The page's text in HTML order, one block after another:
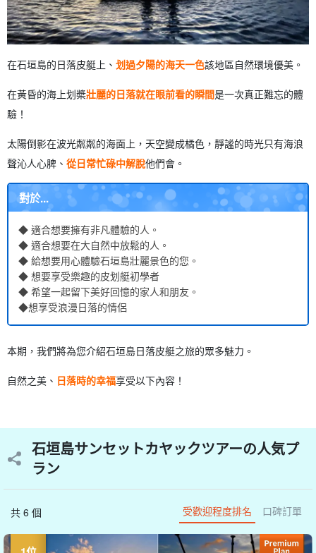
在石垣島的日落皮艇上、 划過夕陽的海天一色該地區自然環境優美。
在黃昏的海上划槳壯麗的日落就在眼前看的瞬間是一次真正難忘的體
驗！
太陽倒影在波光粼粼的海面上，天空變成橘色，靜謐的時光只有海浪
聲沁人心脾、 從日常忙碌中解脫他們會。
對於...
◆ 適合想要擁有非凡體驗的人。
◆ 適合想要在大自然中放鬆的人。
◆ 給想要用心體驗石垣島壯麗景色的您。
◆ 想要享受樂趣的皮划艇初學者
◆ 希望一起留下美好回憶的家人和朋友。
◆想享受浪漫日落的情侶
本期，我們將為您介紹石垣島日落皮艇之旅的眾多魅力。
自然之美、 日落時的幸福享受以下內容！
石垣島サンセットカヤックツアーの人気プ
ラン
共 6 個 受歡迎程度排名 口碑訂單